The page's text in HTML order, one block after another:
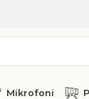
Mikrofoni